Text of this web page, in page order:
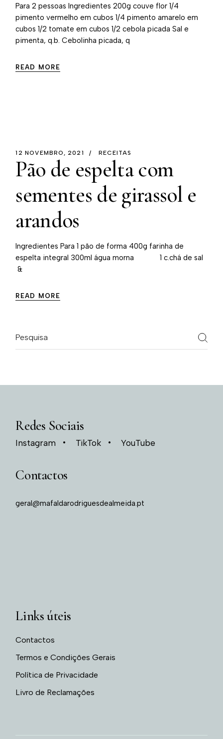
Para 2 pessoas Ingredientes 200g couve flor 1/4
pimento vermelho em cubos 1/4 pimento amarelo em
cubos 1/2 tomate em cubos 1/2 cebola picada Sal e
pimenta, q.b. Cebolinha picada, q
READ MORE
12 NOVEMBRO, 2021 RECEITAS
Pão de espelta com
sementes de girassol e
arandos
Ingredientes Para 1 pão de forma 400g farinha de
espelta integral 300ml água morna 1 c.chá de sal
&
READ MORE
Redes Sociais
Instagram TikTok YouTube
Contactos
geral@mafaldarodriguesdealmeida.pt
Links úteis
Contactos
Termos e Condições Gerais
Política de Privacidade
Livro de Reclamações